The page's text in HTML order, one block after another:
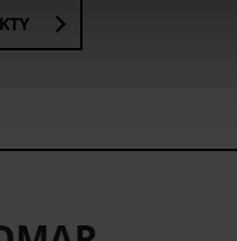
funkcje